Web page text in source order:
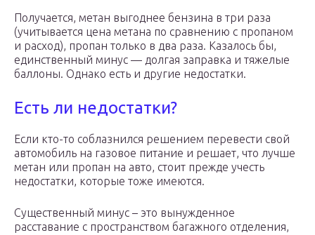
Получается, метан выгоднее бензина в три раза
(учитывается цена метана по сравнению с пропаном
и расход), пропан только в два раза. Казалось бы,
единственный минус — долгая заправка и тяжелые
баллоны. Однако есть и другие недостатки.
Есть ли недостатки?
Если кто-то соблазнился решением перевести свой
автомобиль на газовое питание и решает, что лучше
метан или пропан на авто, стоит прежде учесть
недостатки, которые тоже имеются.
Существенный минус – это вынужденное
расставание с пространством багажного отделения,